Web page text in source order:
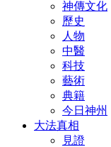
神傳文化
歷史
人物
中醫
科技
藝術
典籍
今日神州
大法真相
見證